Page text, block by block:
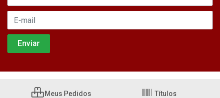
Meus Pedidos Títulos